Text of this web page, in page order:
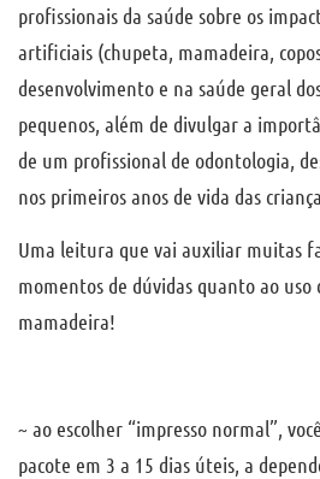
profissionais da saúde sobre os
artificiais (chupeta, mamadeira,
desenvolvimento e na saúde geral
pequenos, além de divulgar a
de um profissional de odontologia,
nos primeiros anos de vida das
Uma leitura que vai auxiliar muitas
momentos de dúvidas quanto ao uso
mamadeira!
~ ao escolher “impresso normal”,
pacote em 3 a 15 dias úteis, a